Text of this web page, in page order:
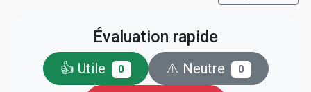
Évaluation rapide
👍 Utile 0 ⚠️ Neutre 0